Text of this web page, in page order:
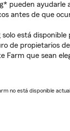
pueden ayudarle
antes de que
solo está
de propietarios
Farm que sean
no está disponible